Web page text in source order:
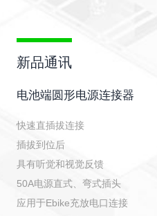
新品通讯
电池端圆形电源连接器
快速直插拔连接
插拔到位后
具有听觉和视觉反馈
50A电源直式、弯式插头
应用于Ebike充放电口连接